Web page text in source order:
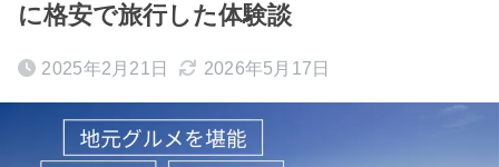
に格安で旅行した体験談
2025年2月21日 2026年5月17日